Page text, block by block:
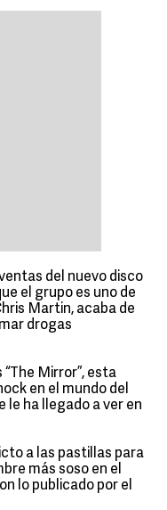
del nuevo disco
el grupo es uno de
Martin, acaba de
drogas
Mirror”, esta
en el mundo del
le ha llegado a ver en
a las pastillas para
más soso en el
lo publicado por el